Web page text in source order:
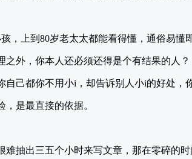
，上到80岁老太太都能看得懂，通俗易懂
外，你本人还必须还得是个有结果的人？
己都你不用小i，却告诉别人小i的好处，
是最直接的依据。
抽出三五个小时来写文章，那在零碎的